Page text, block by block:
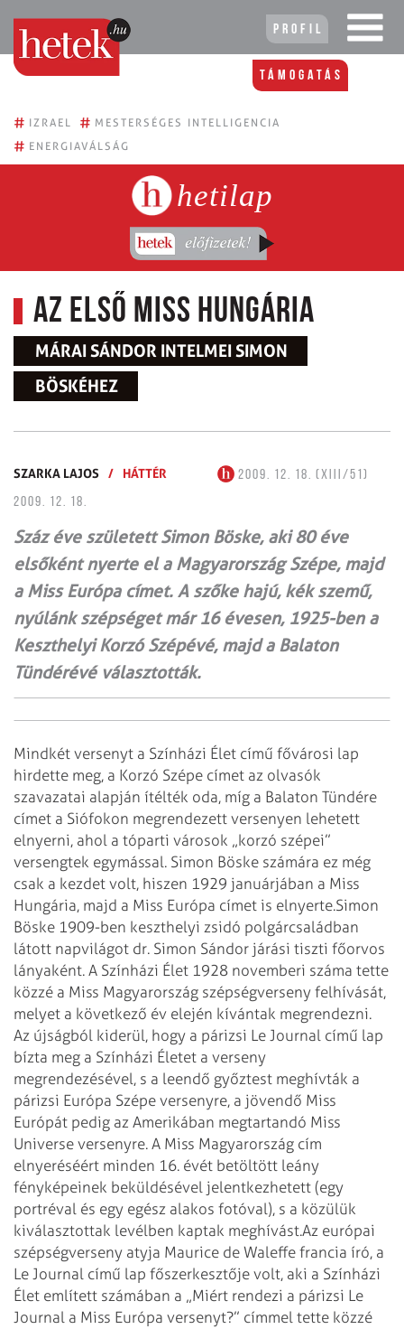
Profil
Támogatás
# IZRAEL # MESTERSÉGES INTELLIGENCIA
# ENERGIAVÁLSÁG
hetilap
Az első Miss Hungária
MÁRAI SÁNDOR INTELMEI SIMON
BÖSKÉHEZ
SZARKA LAJOS / HÁTTÉR
2009. 12. 18. (XIII/51)
2009. 12. 18.
Száz éve született Simon Böske, aki 80 éve
elsőként nyerte el a Magyarország Szépe, majd
a Miss Európa címet. A szőke hajú, kék szemű,
nyúlánk szépséget már 16 évesen, 1925-ben a
Keszthelyi Korzó Szépévé, majd a Balaton
Tündérévé választották.
Mindkét versenyt a Színházi Élet című fővárosi lap
hirdette meg, a Korzó Szépe címet az olvasók
szavazatai alapján ítélték oda, míg a Balaton Tündére
címet a Siófokon megrendezett versenyen lehetett
elnyerni, ahol a tóparti városok „korzó szépei”
versengtek egymással. Simon Böske számára ez még
csak a kezdet volt, hiszen 1929 januárjában a Miss
Hungária, majd a Miss Európa címet is elnyerte.Simon
Böske 1909-ben keszthelyi zsidó polgárcsaládban
látott napvilágot dr. Simon Sándor járási tiszti főorvos
lányaként. A Színházi Élet 1928 novemberi száma tette
közzé a Miss Magyarország szépségverseny felhívását,
melyet a következő év elején kívántak megrendezni.
Az újságból kiderül, hogy a párizsi Le Journal című lap
bízta meg a Színházi Életet a verseny
megrendezésével, s a leendő győztest meghívták a
párizsi Európa Szépe versenyre, a jövendő Miss
Európát pedig az Amerikában megtartandó Miss
Universe versenyre. A Miss Magyarország cím
elnyeréséért minden 16. évét betöltött leány
fényképeinek beküldésével jelentkezhetett (egy
portréval és egy egész alakos fotóval), s a közülük
kiválasztottak levélben kaptak meghívást.Az európai
szépségverseny atyja Maurice de Waleffe francia író, a
Le Journal című lap főszerkesztője volt, aki a Színházi
Élet említett számában a „Miért rendezi a párizsi Le
Journal a Miss Európa versenyt?” címmel tette közzé